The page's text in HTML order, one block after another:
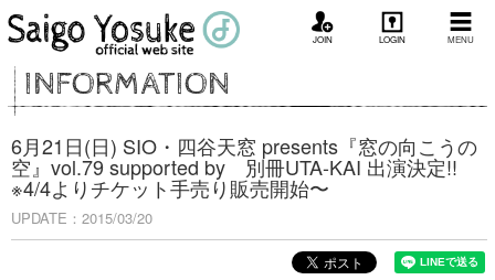
JOIN LOGIN MENU
INFORMATION
6月21日(日) SIO・四谷天窓 presents『窓の向こうの
空』vol.79 supported by 別冊UTA-KAI 出演決定!!
※4/4よりチケット手売り販売開始〜
UPDATE：2015/03/20